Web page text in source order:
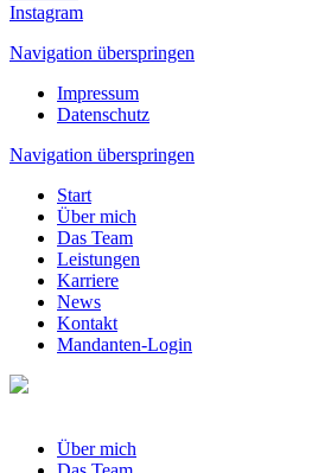
Instagram
Navigation überspringen
Impressum
Datenschutz
Navigation überspringen
Start
Über mich
Das Team
Leistungen
Karriere
News
Kontakt
Mandanten-Login
Über mich